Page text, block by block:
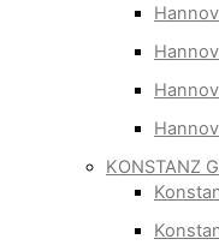
KONSTANZ